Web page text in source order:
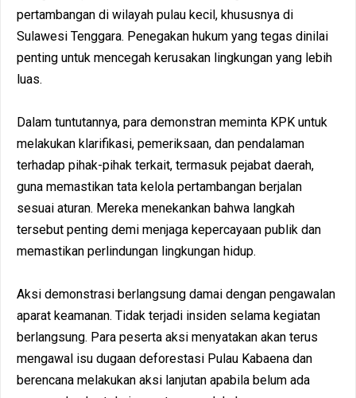
pertambangan di wilayah pulau kecil, khususnya di
Sulawesi Tenggara. Penegakan hukum yang tegas dinilai
penting untuk mencegah kerusakan lingkungan yang lebih
luas.
Dalam tuntutannya, para demonstran meminta KPK untuk
melakukan klarifikasi, pemeriksaan, dan pendalaman
terhadap pihak-pihak terkait, termasuk pejabat daerah,
guna memastikan tata kelola pertambangan berjalan
sesuai aturan. Mereka menekankan bahwa langkah
tersebut penting demi menjaga kepercayaan publik dan
memastikan perlindungan lingkungan hidup.
Aksi demonstrasi berlangsung damai dengan pengawalan
aparat keamanan. Tidak terjadi insiden selama kegiatan
berlangsung. Para peserta aksi menyatakan akan terus
mengawal isu dugaan deforestasi Pulau Kabaena dan
berencana melakukan aksi lanjutan apabila belum ada